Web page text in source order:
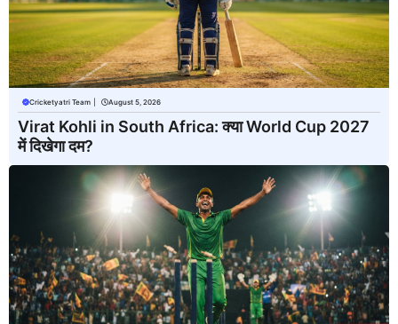
Cricketyatri Team August 5, 2026
Virat Kohli in South Africa: क्या World Cup 2027
में दिखेगा दम?